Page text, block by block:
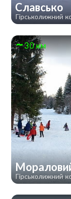
Славсько
Гірськолижний
30 км
Гірськолижний